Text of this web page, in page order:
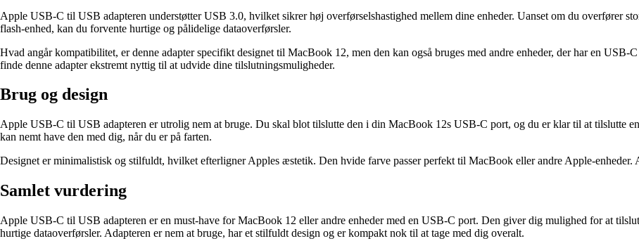
Apple USB-C til USB adapteren understøtter USB 3.0, hvilket sikrer høj overførselshastighed mellem dine enheder. Uanset om du overfører
flash-enhed, kan du forvente hurtige og pålidelige dataoverførsler.
Hvad angår kompatibilitet, er denne adapter specifikt designet til MacBook 12, men den kan også bruges med andre enheder, der har en
finde denne adapter ekstremt nyttig til at udvide dine tilslutningsmuligheder.
Brug og design
Apple USB-C til USB adapteren er utrolig nem at bruge. Du skal blot tilslutte den i din MacBook 12s USB-C port, og du er klar til at tilslutte
kan nemt have den med dig, når du er på farten.
Designet er minimalistisk og stilfuldt, hvilket efterligner Apples æstetik. Den hvide farve passer perfekt til MacBook eller andre Apple-enheder.
Samlet vurdering
Apple USB-C til USB adapteren er en must-have for MacBook 12 eller andre enheder med en USB-C port. Den giver dig mulighed for at
hurtige dataoverførsler. Adapteren er nem at bruge, har et stilfuldt design og er kompakt nok til at tage med dig overalt.